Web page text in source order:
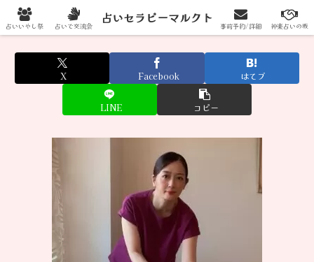
占いセラピーマルクトへの出展はこちらから
X Facebook はてブ
LINE コピー
占いいやし祭 占いで交流会
占いセラピーマルクト
事前予約/詳細 神楽占いの坂